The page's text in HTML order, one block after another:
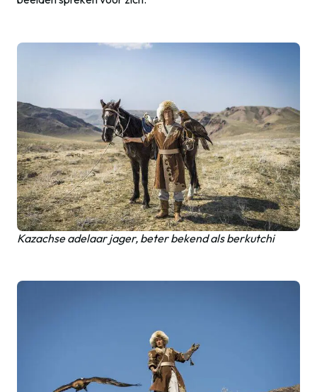
Kazachse adelaar jager, beter bekend als berkutchi